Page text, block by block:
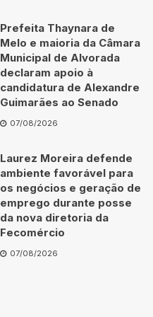
Prefeita Thaynara de
Melo e maioria da Câmara
Municipal de Alvorada
declaram apoio à
candidatura de Alexandre
Guimarães ao Senado
07/08/2026
Laurez Moreira defende
ambiente favorável para
os negócios e geração de
emprego durante posse
da nova diretoria da
Fecomércio
07/08/2026